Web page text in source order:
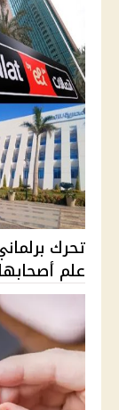
تحرك
علم